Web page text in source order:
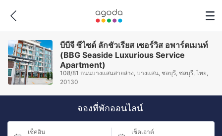
บีบีจี ซีไซด์ ลักชัวเรียส เซอร์วิส อพาร์ตเมนท์
(BBG Seaside Luxurious Service
Apartment)
108/81 ถนนบางแสนสายล่าง, บางแสน, ชลบุรี, ชลบุรี, ไทย,
20130
จองที่พักออนไลน์
เช็คอิน เช็คเอาต์